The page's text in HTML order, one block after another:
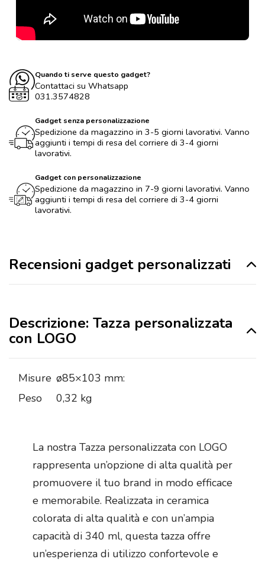
Quando ti serve questo gadget?
Contattaci su Whatsapp
031.3574828
Gadget senza personalizzazione
Spedizione da magazzino in 3-5 giorni lavorativi. Vanno
aggiunti i tempi di resa del corriere di 3-4 giorni
lavorativi.
Gadget con personalizzazione
Spedizione da magazzino in 7-9 giorni lavorativi. Vanno
aggiunti i tempi di resa del corriere di 3-4 giorni
lavorativi.
Recensioni gadget personalizzati
Descrizione: Tazza personalizzata
con LOGO
Misure ø85×103 mm:
Peso
0,32 kg
La nostra Tazza personalizzata con LOGO
rappresenta un’opzione di alta qualità per
promuovere il tuo brand in modo efficace
e memorabile. Realizzata in ceramica
colorata di alta qualità e con un’ampia
capacità di 340 ml, questa tazza offre
un’esperienza di utilizzo confortevole e